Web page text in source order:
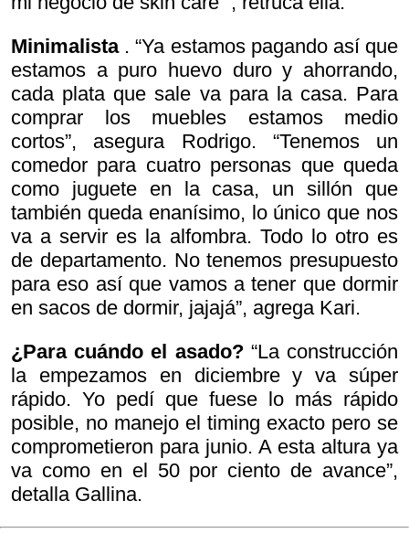
Minimalista. “Ya estamos pagando así que
estamos a puro huevo duro y ahorrando,
cada plata que sale va para la casa. Para
comprar los muebles estamos medio
cortos”, asegura Rodrigo. “Tenemos un
comedor para cuatro personas que queda
como juguete en la casa, un sillón que
también queda enanísimo, lo único que nos
va a servir es la alfombra. Todo lo otro es
de departamento. No tenemos presupuesto
para eso así que vamos a tener que dormir
en sacos de dormir, jajajá”, agrega Kari.
¿Para cuándo el asado? “La construcción
la empezamos en diciembre y va súper
rápido. Yo pedí que fuese lo más rápido
posible, no manejo el timing exacto pero se
comprometieron para junio. A esta altura ya
va como en el 50 por ciento de avance”,
detalla Gallina.